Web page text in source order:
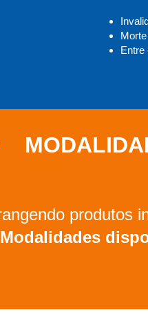
Entre
produtos
Modalidades